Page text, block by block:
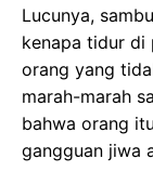
Lucunya,
kenapa tidur di
orang yang
marah-marah
bahwa orang
gangguan jiwa